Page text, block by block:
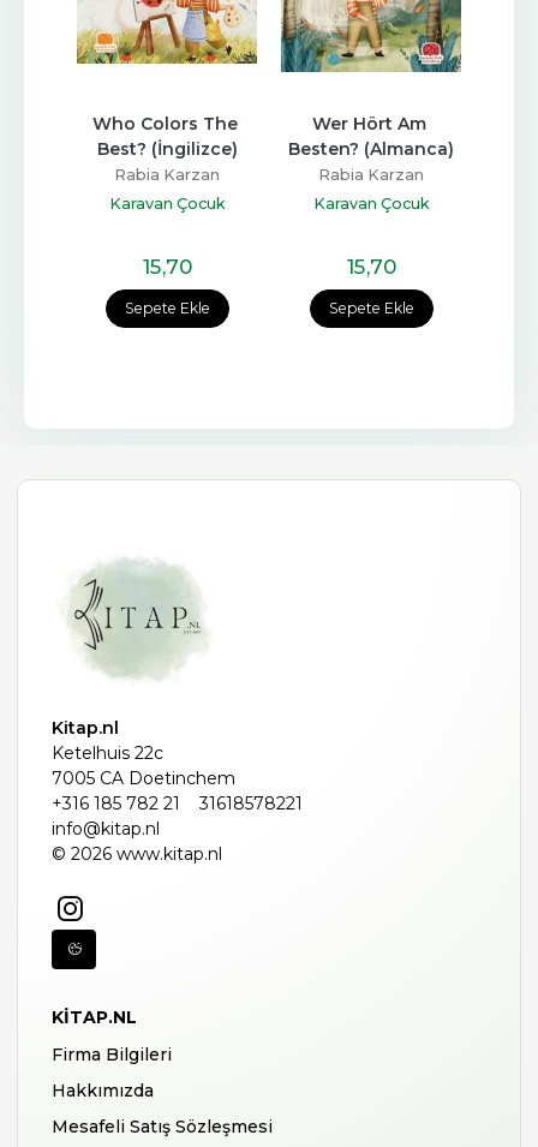
Sepete Ekle
Who Colors The
Best? (İngilizce)
Rabia Karzan
Karavan Çocuk
15,70
Sepete Ekle
Wer Hört Am
Besten? (Almanca)
Rabia Karzan
Karavan Çocuk
15,70
Kitap.nl
Ketelhuis 22c
7005 CA Doetinchem
+316 185 782 21
31618578221
info@kitap.nl
© 2026 www.kitap.nl
KITAP.NL
Firma Bilgileri
Hakkımızda
Mesafeli Satış Sözleşmesi